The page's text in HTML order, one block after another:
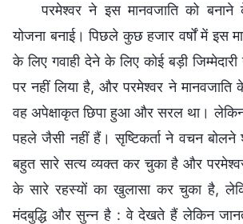
परमेश्वर ने इस मानवजाति को
योजना बनाई। पिछले कुछ हजार वर्षों में इस
के लिए गवाही देने के लिए कोई बड़ी
पर नहीं लिया है, और परमेश्वर ने मानवजाति
वह अपेक्षाकृत छिपा हुआ और सरल था।
पहले जैसी नहीं हैं। सृष्टिकर्ता ने वचन
बहुत सारे सत्य व्यक्त कर चुका है और
के सारे रहस्यों का खुलासा कर चुका है,
मंदबुद्धि और सुन्न है : वे देखते हैं लेकिन